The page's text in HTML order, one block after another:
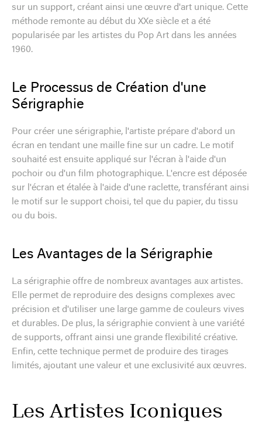
sur un support, créant ainsi une œuvre d'art unique. Cette
méthode remonte au début du XXe siècle et a été
popularisée par les artistes du Pop Art dans les années
1960.
Le Processus de Création d'une
Sérigraphie
Pour créer une sérigraphie, l'artiste prépare d'abord un
écran en tendant une maille fine sur un cadre. Le motif
souhaité est ensuite appliqué sur l'écran à l'aide d'un
pochoir ou d'un film photographique. L'encre est déposée
sur l'écran et étalée à l'aide d'une raclette, transférant ainsi
le motif sur le support choisi, tel que du papier, du tissu
ou du bois.
Les Avantages de la Sérigraphie
La sérigraphie offre de nombreux avantages aux artistes.
Elle permet de reproduire des designs complexes avec
précision et d'utiliser une large gamme de couleurs vives
et durables. De plus, la sérigraphie convient à une variété
de supports, offrant ainsi une grande flexibilité créative.
Enfin, cette technique permet de produire des tirages
limités, ajoutant une valeur et une exclusivité aux œuvres.
Les Artistes Iconiques